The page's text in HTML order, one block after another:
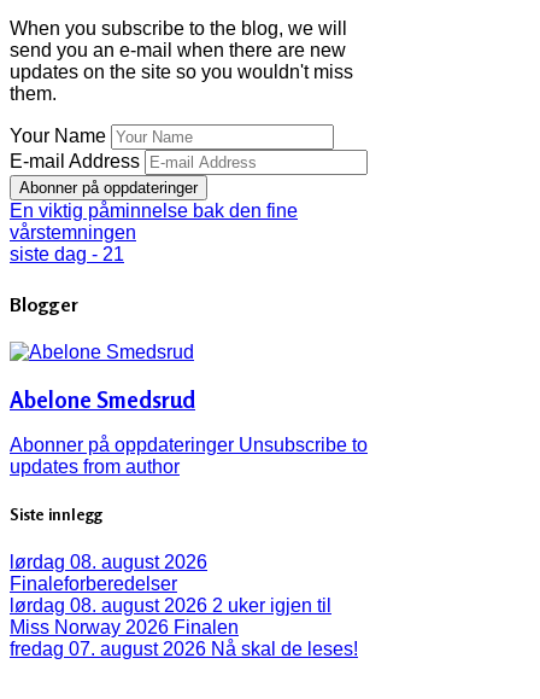
When you subscribe to the blog, we will
send you an e-mail when there are new
updates on the site so you wouldn't miss
them.
Your Name
E-mail Address
Abonner på oppdateringer
En viktig påminnelse bak den fine
vårstemningen
siste dag - 21
Blogger
Abelone Smedsrud
Abonner på oppdateringer Unsubscribe to
updates from author
Siste innlegg
lørdag 08. august 2026
Finaleforberedelser
lørdag 08. august 2026 2 uker igjen til
Miss Norway 2026 Finalen
fredag 07. august 2026 Nå skal de leses!